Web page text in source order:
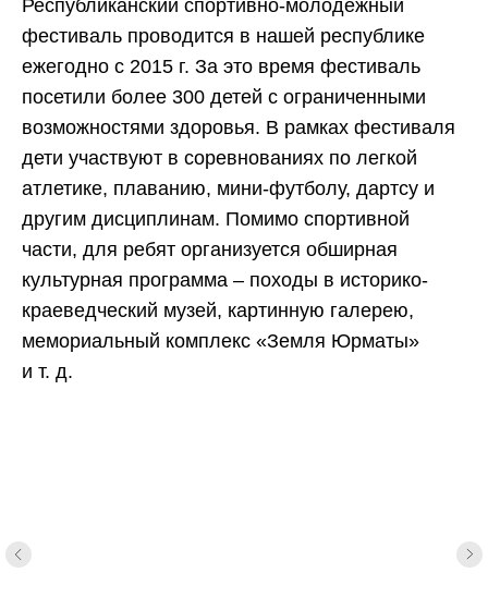
Республиканский спортивно-молодежный
фестиваль проводится в нашей республике
ежегодно с 2015 г. За это время фестиваль
посетили более 300 детей с ограниченными
возможностями здоровья. В рамках фестиваля
дети участвуют в соревнованиях по легкой
атлетике, плаванию, мини-футболу, дартсу и
другим дисциплинам. Помимо спортивной
части, для ребят организуется обширная
культурная программа – походы в историко-
краеведческий музей, картинную галерею,
мемориальный комплекс «Земля Юрматы»
и т. д.